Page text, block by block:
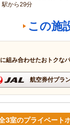
駅から29分
この施
組み合わせたおトクな
航空券付プラ
3室のプライベート